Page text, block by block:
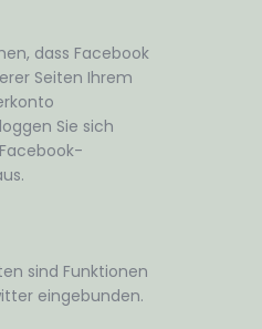
dass Facebook
Seiten Ihrem
Sie sich
sind Funktionen
eingebunden.